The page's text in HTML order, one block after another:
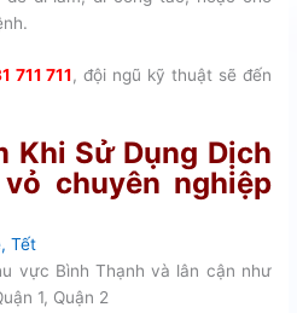
711 711, đội ngũ kỹ thuật sẽ đến
Khi Sử Dụng Dịch
chuyên nghiệp
Tết
vực Bình Thạnh và lân cận như
1, Quận 2